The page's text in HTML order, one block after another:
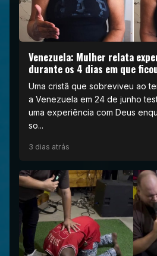
Venezuela: Mulher relata
durante os 4 dias em que
Uma cristã que sobreviveu ao
a Venezuela em 24 de junho
uma experiência com Deus
so...
3 dias atrás